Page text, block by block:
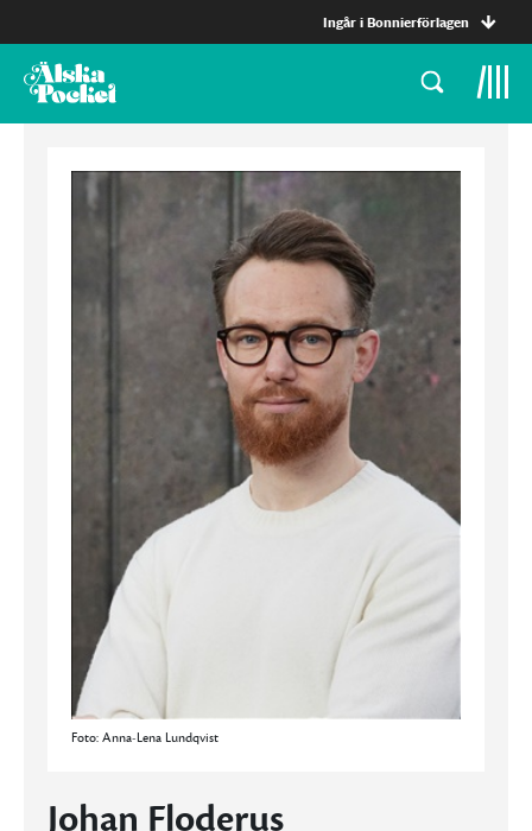
Ingår i Bonnierförlagen
Foto: Anna-Lena Lundqvist
Johan Floderus